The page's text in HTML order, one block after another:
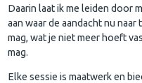
Daarin laat ik me leiden door
aan waar de aandacht nu
mag, wat je niet meer hoeft
mag.
Elke sessie is maatwerk en